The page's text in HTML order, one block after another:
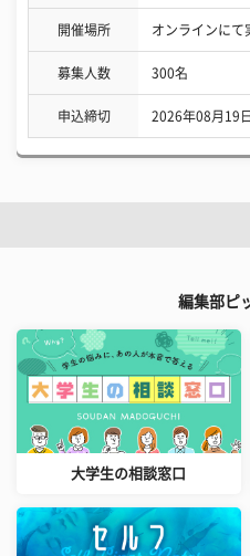
開催場所 オンラインにて
募集人数 300名
申込締切 2026年08月19
編集部ピ
大学生の相談窓口